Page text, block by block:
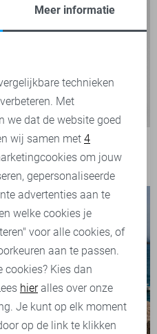
Antony Morato Vest
49,50 99,00
Meer informatie
technieken
Met
we dat de website goed
wij samen met 4
om jouw
gepersonaliseerde
advertenties aan te
welke cookies je
voor alle cookies, of
aan te passen.
cookies? Kies dan
hieralles over onze
Je kunt op elk moment
op de link te klikken